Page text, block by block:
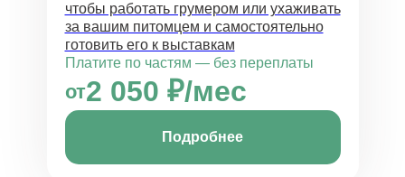
чтобы работать грумером или ухаживать
за вашим питомцем и самостоятельно
готовить его к выставкам
Платите по частям — без переплаты
от2 050 ₽/мес
Подробнее